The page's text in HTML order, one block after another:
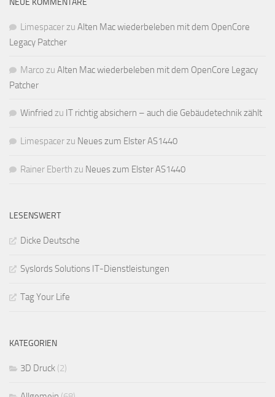
NEUE KOMMENTARE
Limespacerzu Alten Mac wiederbeleben mit dem OpenCore
Legacy Patcher
Marco zu Alten Mac wiederbeleben mit dem OpenCore Legacy
Patcher
Winfried zu IT richtig absichern – auch die Gebäudetechnik zählt
Limespacerzu Neues zum Elster AS1440
Rainer Eberth zu Neues zum Elster AS1440
LESENSWERT
Dicke Deutsche
Syslords Solutions IT-Dienstleistungen
Tag Your Life
KATEGORIEN
3D Druck (2)